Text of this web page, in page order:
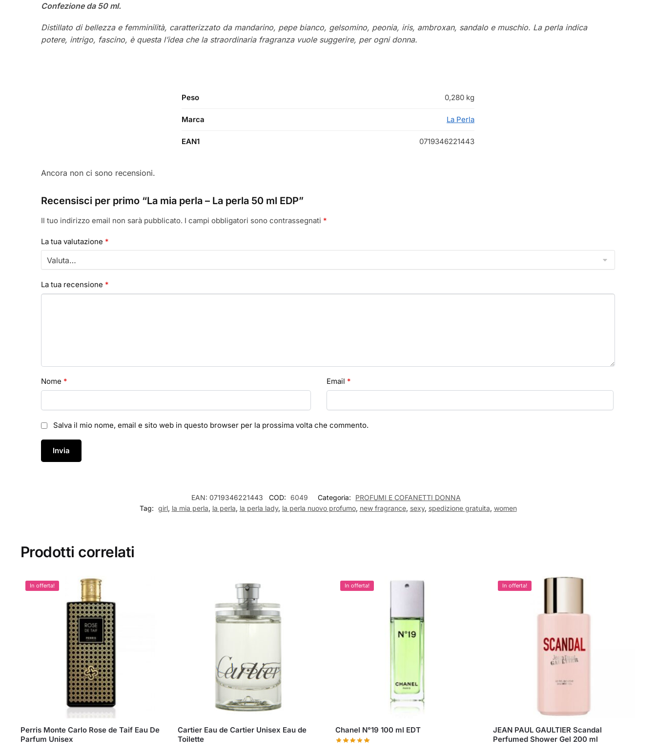
Confezione da 50 ml.
Distillato di bellezza e femminilità, caratterizzato da mandarino, pepe bianco, gelsomino, peonia, iris, ambroxan, sandalo e muschio. La perla indica
potere, intrigo, fascino, è questa l’idea che la straordinaria fragranza vuole suggerire, per ogni donna.
Peso 0,280 kg
Marca La Perla
EAN1 0719346221443
Ancora non ci sono recensioni.
Recensisci per primo “La mia perla – La perla 50 ml EDP”
Il tuo indirizzo email non sarà pubblicato. I campi obbligatori sono contrassegnati *
La tua valutazione *
La tua recensione *
Nome * Email *
Salva il mio nome, email e sito web in questo browser per la prossima volta che commento.
EAN: 0719346221443 COD: 6049 Categoria:
PROFUMI E COFANETTI DONNA
Tag: girl, la mia perla, la perla, la perla lady, la perla nuovo profumo, new fragrance, sexy, spedizione gratuita, women
Prodotti correlati
In offerta!
Perris Monte Carlo Rose de Taif Eau De
Parfum Unisex
Cartier Eau de Cartier Unisex Eau de
Toilette
In offerta!
Chanel N°19 100 ml EDT
In offerta!
JEAN PAUL GAULTIER Scandal
Perfumed Shower Gel 200 ml